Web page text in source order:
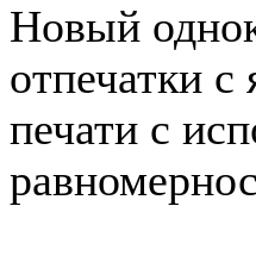
Новый
отпечатки
печати с